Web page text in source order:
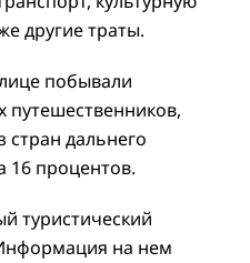
другие траты.
побывали
путешественников,
стран дальнего
16 процентов.
туристический
на нем